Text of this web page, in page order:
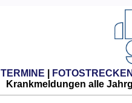
TERMINE FOTOSTRECKEN
Krankmeldungen alle